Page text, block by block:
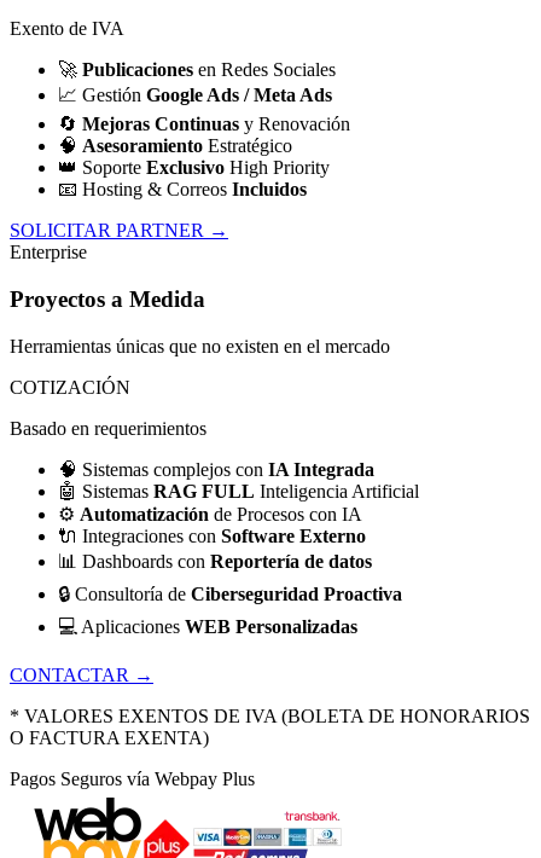
Exento de IVA
🚀 Publicaciones en Redes Sociales
📈 Gestión Google Ads / Meta Ads
🔄 Mejoras Continuas y Renovación
🧠 Asesoramiento Estratégico
👑 Soporte Exclusivo High Priority
📧 Hosting & Correos Incluidos
SOLICITAR PARTNER →
Enterprise
Proyectos a Medida
Herramientas únicas que no existen en el mercado
COTIZACIÓN
Basado en requerimientos
🧠 Sistemas complejos con IA Integrada
🤖 Sistemas RAG FULL Inteligencia Artificial
⚙️ Automatización de Procesos con IA
🔌 Integraciones con Software Externo
📊 Dashboards con Reportería de datos
🔒 Consultoría de Ciberseguridad Proactiva
💻 Aplicaciones WEB Personalizadas
CONTACTAR →
* VALORES EXENTOS DE IVA (BOLETA DE HONORARIOS
O FACTURA EXENTA)
Pagos Seguros vía Webpay Plus